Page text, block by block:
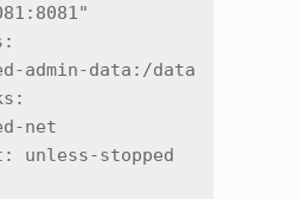
admin-data:/data
net
unless-stopped